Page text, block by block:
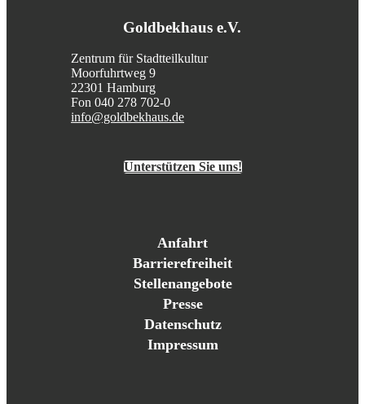
Goldbekhaus e.V.
Zentrum für Stadtteilkultur
Moorfuhrtweg 9
22301 Hamburg
Fon 040 278 702-0
info@goldbekhaus.de
Unterstützen Sie uns!
Anfahrt
Barrierefreiheit
Stellenangebote
Presse
Datenschutz
Impressum